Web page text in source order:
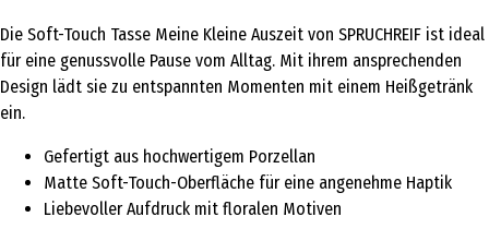
Die Soft-Touch Tasse Meine Kleine Auszeit von SPRUCHREIF ist ideal
für eine genussvolle Pause vom Alltag. Mit ihrem ansprechenden
Design lädt sie zu entspannten Momenten mit einem Heißgetränk
ein.
Gefertigt aus hochwertigem Porzellan
Matte Soft-Touch-Oberfläche für eine angenehme Haptik
Liebevoller Aufdruck mit floralen Motiven